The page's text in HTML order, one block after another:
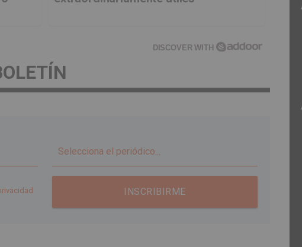
DISCOVER WITH
INSCRIBIRME